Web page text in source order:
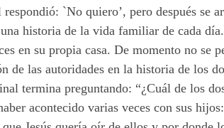
`No quiero’, pero después
historia de la vida familiar de cada
en su propia casa. De momento no se
de las autoridades en la historia de los
termina preguntando: “¿Cuál de los
acontecido varias veces con sus